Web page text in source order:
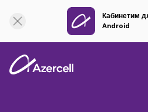
Кабинетим
Android
Онлайн поддержка